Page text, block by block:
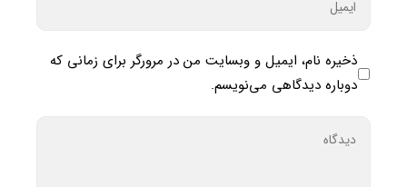
ذخیره نام، ایمیل و وبسایت من در مرورگر برای زمانی که
دوباره دیدگاهی می‌نویسم.